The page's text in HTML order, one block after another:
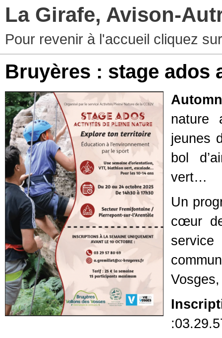
La Girafe, Avison-
Pour revenir à l'accueil cliquez
Bruyères : stage ados
nature
jeunes
bol
vert…
Un
cœur